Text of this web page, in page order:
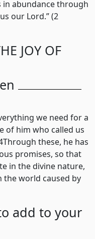
in abundance through
our Lord.” (2
JOY OF
we need for a
of him who called us
these, he has
promises, so that
in the divine nature,
the world caused by
add to your